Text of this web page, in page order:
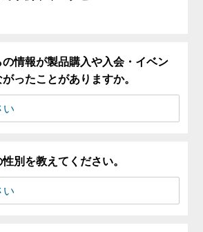
の情報が製品購入や入会・イベン
がったことがありますか。
別を教えてください。